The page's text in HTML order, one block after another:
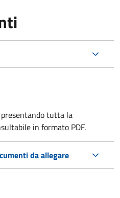
tutta la
in formato PDF.
da allegare